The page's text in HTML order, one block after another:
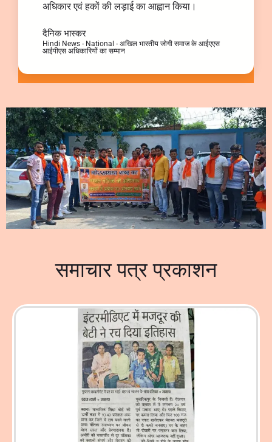
अधिकार एवं हकों की लड़ाई का आह्वान किया।
दैनिक भास्कर
Hindi News - National - अखिल भारतीय जोगी समाज के आईएएस
आईपीएस अधिकारियों का सम्मान
समाचार पत्र प्रकाशन